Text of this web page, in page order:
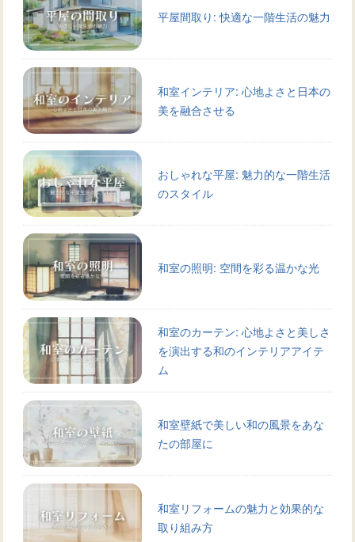
平屋間取り: 快適な一階生活の魅力
和室インテリア: 心地よさと日本の
美を融合させる
おしゃれな平屋: 魅力的な一階生活
のスタイル
和室の照明: 空間を彩る温かな光
和室のカーテン: 心地よさと美しさ
を演出する和のインテリアアイテ
ム
和室壁紙で美しい和の風景をあな
たの部屋に
和室リフォームの魅力と効果的な
取り組み方